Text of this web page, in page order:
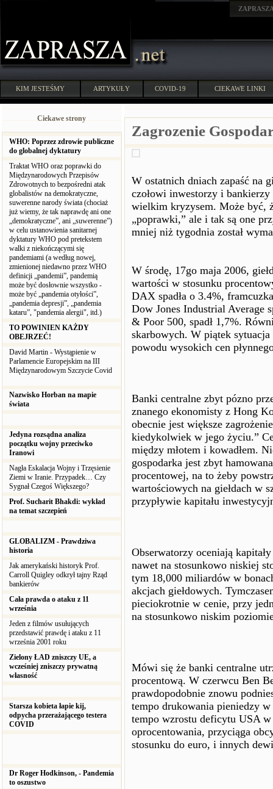
KIM JESTEŚMY ARTYKUŁY COVID-19 CIEKAWE LINKI
Ciekawe strony
WHO: Poprzez zdrowie publiczne
do globalnej dyktatury
Traktat WHO oraz poprawki do
Międzynarodowych Przepisów
Zdrowotnych to bezpośredni atak
globalistów na demokratyczne,
suwerenne narody świata (chociaż
już wiemy, że tak naprawdę ani one
„demokratyczne”, ani „suwerenne”)
w celu ustanowienia sanitarnej
dyktatury WHO pod pretekstem
walki z niekończącymi się
pandemiami (a według nowej,
zmienionej niedawno przez WHO
definicji „pandemii”, pandemią
może być dosłownie wszystko -
może być „pandemia otyłości”,
„pandemia depresji”, „pandemia
kataru”, "pandemia alergii", itd.)
TO POWINIEN KAŻDY
OBEJRZEĆ!
David Martin - Wystąpienie w
Parlamencie Europejskim na III
Międzynarodowym Szczycie Covid
Nazwisko Horban na mapie
świata
Jedyna rozsądna analiza
początku wojny przeciwko
Iranowi
Nagła Eskalacja Wojny i Trzęsienie
Ziemi w Iranie. Przypadek… Czy
Sygnał Czegoś Większego?
Prof. Sucharit Bhakdi: wykład
na temat szczepień
GLOBALIZM - Prawdziwa
historia
Jak amerykański historyk Prof.
Carroll Quigley odkrył tajny Rząd
bankierów
Cała prawda o ataku z 11
września
Jeden z filmów usułujących
przedstawić prawdę i ataku z 11
września 2001 roku
Zielony ŁAD zniszczy UE, a
wcześniej zniszczy prywatną
własność
Starsza kobieta łapie kij,
odpycha przerażającego testera
COVID
Dr Roger Hodkinson, - Pandemia
to oszustwo
Zagrozenie
W ostatnich dniach zapaść na
czołowi inwestorzy i
wielkim kryzysem. Może być,
„poprawki,” ale i tak są one
mniej niż tygodnia został
W środę, 17go maja 2006,
wartości w stosunku
DAX spadła o 3.4%,
Dow Jones Industrial Average
& Poor 500, spadł 1,7%.
skarbowych. W piątek sytuacja
powodu wysokich cen
Banki centralne zbyt pózno
znanego ekonomisty z Hong
obecnie jest większe
kiedykolwiek w jego życiu.”
między młotem i kowadłem.
gospodarka jest zbyt
procentowej, na to żeby
wartościowych na giełdach w
przypływie kapitału
Obserwatorzy oceniają
nawet na stosunkowo niskiej
tym 18,000 miliardów w
akcjach giełdowych.
pieciokrotnie w cenie, przy
na stosunkowo niskim
Mówi się że banki centralne
procentową. W czerwcu Ben
prawdopodobnie znowu
tempo drukowania pieniedzy
tempo wzrostu deficytu USA
oprocentowania, przyciąga
stosunku do euro, i innych